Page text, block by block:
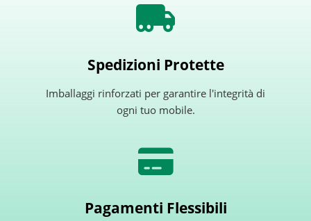
Spedizioni Protette
Imballaggi rinforzati per garantire l'integrità di
ogni tuo mobile.
Pagamenti Flessibili